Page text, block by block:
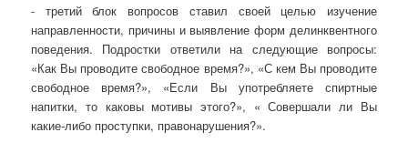
- третий блок вопросов ставил своей целью изучение
направленности, причины и выявление форм делинквентного
поведения. Подростки ответили на следующие вопросы:
«Как Вы проводите свободное время?», «С кем Вы проводите
свободное время?», «Если Вы употребляете спиртные
напитки, то каковы мотивы этого?», « Совершали ли Вы
какие-либо проступки, правонарушения?».